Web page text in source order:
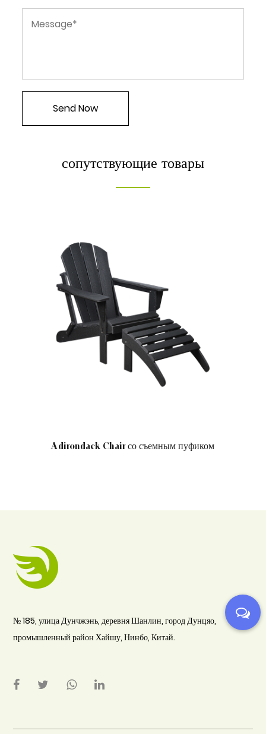
сопутствующие товары
Chair со съемным пуфиком
Классическое
№ 185, улица Дунчжэнь, деревня Шанлин, город Дунцяо,
промышленный район Хайшу, Нинбо, Китай.